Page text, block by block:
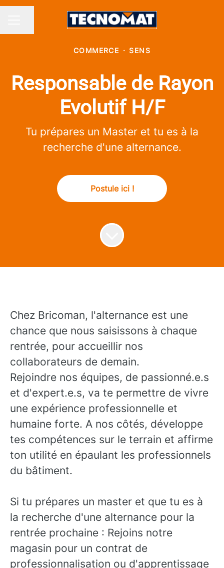
MENU CARRIÈRE
Partager la page
COMMERCE · SENS
Responsable de Rayon
Evolutif H/F
Tu prépares un Master et tu es à la
recherche d'une alternance.
Postule ici !
Chez Bricoman, l'alternance est une
chance que nous saisissons à chaque
rentrée, pour accueillir nos
collaborateurs de demain.
Rejoindre nos équipes, de passionné.e.s
et d'expert.e.s, va te permettre de vivre
une expérience professionnelle et
humaine forte. A nos côtés, développe
tes compétences sur le terrain et affirme
ton utilité en épaulant les professionnels
du bâtiment.
Si tu prépares un master et que tu es à
la recherche d'une alternance pour la
rentrée prochaine : Rejoins notre
magasin pour un contrat de
professionnalisation ou d'apprentissage